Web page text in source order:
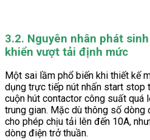
3.2. Nguyên nhân phát
khiển vượt tải định mức
Một sai lầm phổ biến khi thiết kế
dụng trực tiếp nút nhấn start stop
cuộn hút contactor công suất quá
trung gian. Mặc dù thông số dòng
cho phép chịu tải lên đến 10A,
dòng điện trở thuần.